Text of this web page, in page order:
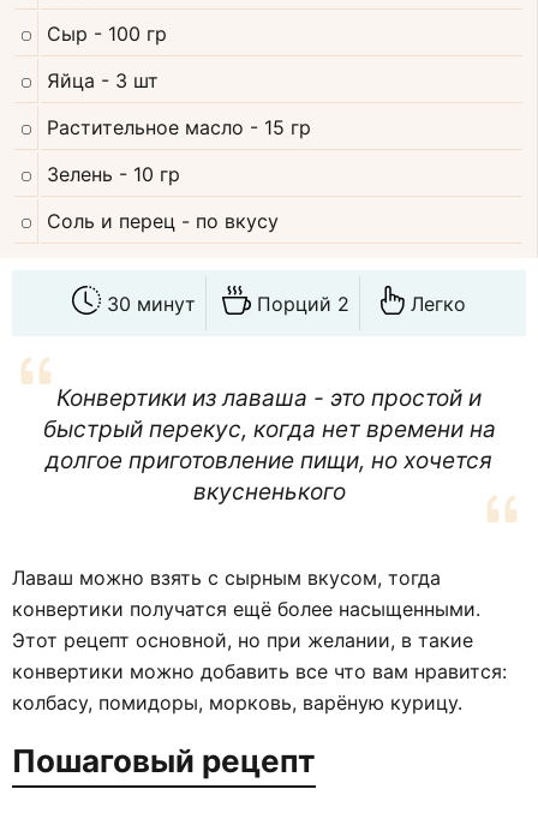
Сыр - 100 гр
Яйца - 3 шт
Растительное масло - 15 гр
Зелень - 10 гр
Соль и перец - по вкусу
30 минут Порций 2 Легко
Конвертики из лаваша - это простой и
быстрый перекус, когда нет времени на
долгое приготовление пищи, но хочется
вкусненького
Лаваш можно взять с сырным вкусом, тогда
конвертики получатся ещё более насыщенными.
Этот рецепт основной, но при желании, в такие
конвертики можно добавить все что вам нравится:
колбасу, помидоры, морковь, варёную курицу.
Пошаговый рецепт